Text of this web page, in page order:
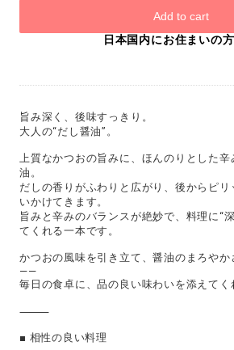
Add to cart
日本国内にお住まいの
旨み深く、後味すっきり。
大人の“だし醤油”。
上質なかつおの旨みに、ほんのりとした
油。
だしの香りがふわりと広がり、後からピ
いかけてきます。
旨みと辛みのバランスが絶妙で、料理に“
てくれる一本です。
かつおの風味を引き立て、醤油のまろやか
——
毎日の食卓に、品の良い味わいを添えてく
⸻
■ 相性の良い料理